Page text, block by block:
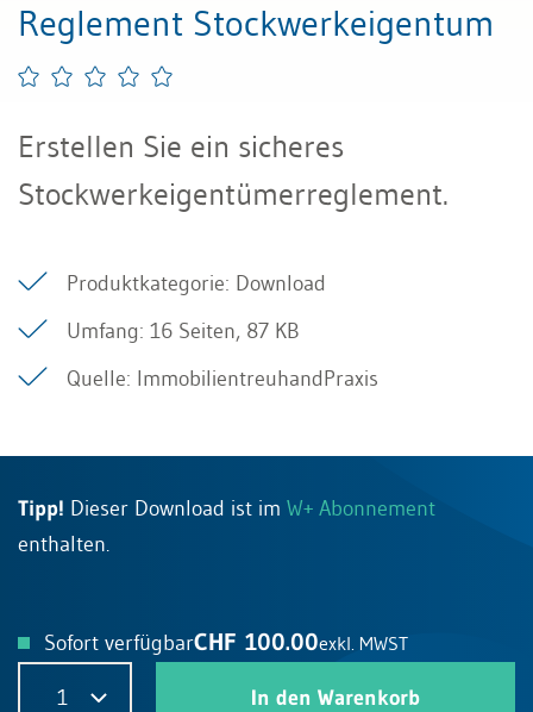
Reglement Stockwerkeigentum
Erstellen Sie ein sicheres
Stockwerkeigentümerreglement.
Produktkategorie: Download
Umfang: 16 Seiten, 87 KB
Quelle: ImmobilientreuhandPraxis
Tipp! Dieser Download ist im W+ Abonnement
enthalten.
Sofort verfügbarCHF 100.00exkl. MWST
1 In den Warenkorb